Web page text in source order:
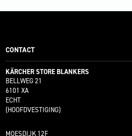
CONTACT
KÄRCHER STORE BLANKERS
BELLWEG 21
6101 XA
ECHT
(HOOFDVESTIGING)
MOESDIJK 12F